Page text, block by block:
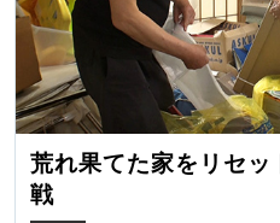
荒れ果てた家をリセ
戦